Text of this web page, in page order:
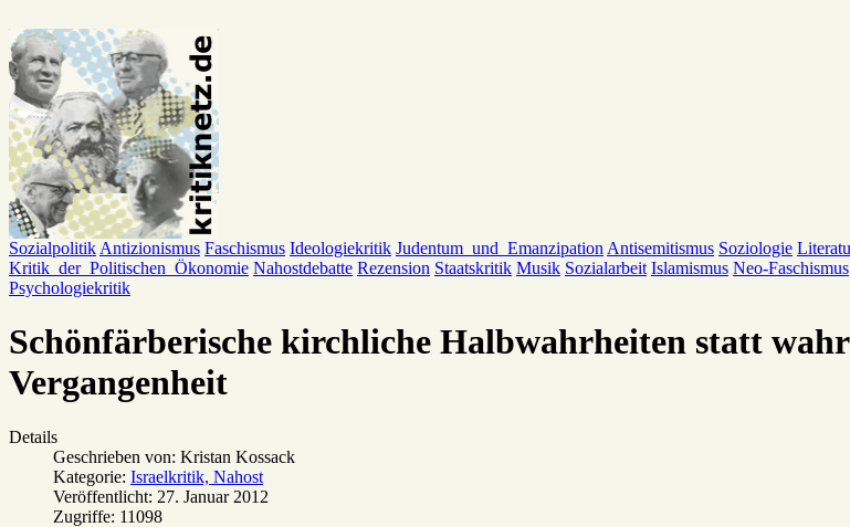
Sozialpolitik Antizionismus Faschismus Ideologiekritik Judentum_und_Emanzipation Antisemitismus Soziologie
Kritik_der_Politischen_Ökonomie Nahostdebatte Rezension Staatskritik Musik Sozialarbeit Islamismus Neo-Faschismus
Psychologiekritik
Schönfärberische kirchliche Halbwahrheiten statt
Vergangenheit
Details
Geschrieben von: Kristan Kossack
Kategorie: Israelkritik, Nahost
Veröffentlicht: 27. Januar 2012
Zugriffe: 11098